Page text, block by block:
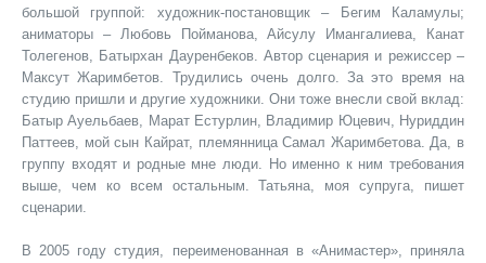
большой группой: художник-постановщик – Бегим Каламулы;
аниматоры – Любовь Пойманова, Айсулу Имангалиева, Канат
Толегенов, Батырхан Дауренбеков. Автор сценария и режиссер –
Максут Жаримбетов. Трудились очень долго. За это время на
студию пришли и другие художники. Они тоже внесли свой вклад:
Батыр Ауельбаев, Марат Естурлин, Владимир Юцевич, Нуриддин
Паттеев, мой сын Кайрат, племянница Самал Жаримбетова. Да, в
группу входят и родные мне люди. Но именно к ним требования
выше, чем ко всем остальным. Татьяна, моя супруга, пишет
сценарии.
В 2005 году студия, переименованная в «Анимастер», приняла